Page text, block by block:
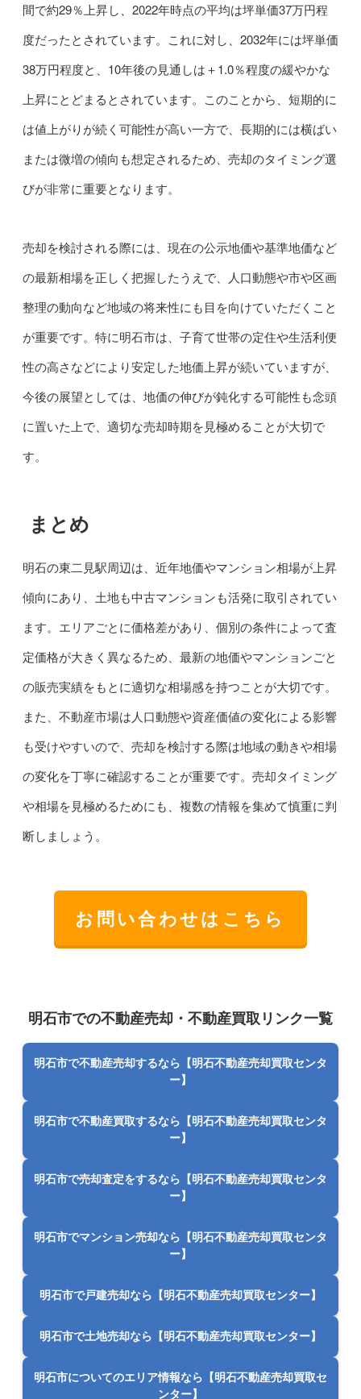
間で約29％上昇し、2022年時点の平均は坪単価37万円程
度だったとされています。これに対し、2032年には坪単価
38万円程度と、10年後の見通しは＋1.0％程度の緩やかな
上昇にとどまるとされています。このことから、短期的に
は値上がりが続く可能性が高い一方で、長期的には横ばい
または微増の傾向も想定されるため、売却のタイミング選
びが非常に重要となります。
売却を検討される際には、現在の公示地価や基準地価など
の最新相場を正しく把握したうえで、人口動態や市や区画
整理の動向など地域の将来性にも目を向けていただくこと
が重要です。特に明石市は、子育て世帯の定住や生活利便
性の高さなどにより安定した地価上昇が続いていますが、
今後の展望としては、地価の伸びが鈍化する可能性も念頭
に置いた上で、適切な売却時期を見極めることが大切で
す。
まとめ
明石の東二見駅周辺は、近年地価やマンション相場が上昇
傾向にあり、土地も中古マンションも活発に取引されてい
ます。エリアごとに価格差があり、個別の条件によって査
定価格が大きく異なるため、最新の地価やマンションごと
の販売実績をもとに適切な相場感を持つことが大切です。
また、不動産市場は人口動態や資産価値の変化による影響
も受けやすいので、売却を検討する際は地域の動きや相場
の変化を丁寧に確認することが重要です。売却タイミング
や相場を見極めるためにも、複数の情報を集めて慎重に判
断しましょう。
お問い合わせはこちら
明石市での不動産売却・不動産買取リンク一覧
明石市で不動産売却するなら【明石不動産売却買取センタ
ー】
明石市で不動産買取するなら【明石不動産売却買取センタ
ー】
明石市で売却査定をするなら【明石不動産売却買取センタ
ー】
明石市でマンション売却なら【明石不動産売却買取センタ
ー】
明石市で戸建売却なら【明石不動産売却買取センター】
明石市で土地売却なら【明石不動産売却買取センター】
明石市についてのエリア情報なら【明石不動産売却買取セ
ンター】